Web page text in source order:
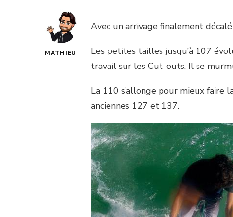
MATHIEU
Avec un arrivage finalement
Les petites tailles jusqu’à 107
travail sur les Cut-outs. Il se
La 110 s’allonge pour mieux faire
anciennes 127 et 137.